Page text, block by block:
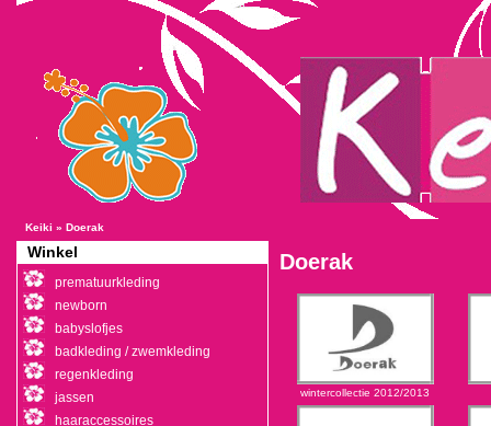
Keiki » Doerak
Doerak
wintercollectie 2012/2013
Winkel
prematuurkleding
newborn
babyslofjes
badkleding / zwemkleding
regenkleding
jassen
haaraccessoires